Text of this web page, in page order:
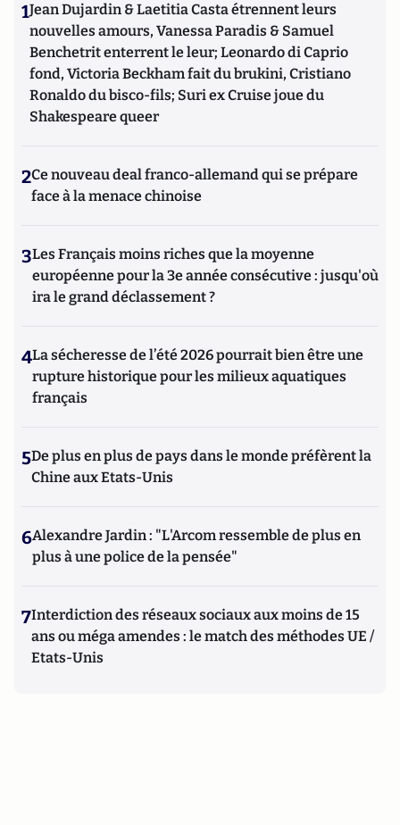
1Jean Dujardin & Laetitia Casta étrennent leurs
nouvelles amours, Vanessa Paradis & Samuel
Benchetrit enterrent le leur; Leonardo di Caprio
fond, Victoria Beckham fait du brukini, Cristiano
Ronaldo du bisco-fils; Suri ex Cruise joue du
Shakespeare queer
2Ce nouveau deal franco-allemand qui se prépare
face à la menace chinoise
3Les Français moins riches que la moyenne
européenne pour la 3e année consécutive : jusqu'où
ira le grand déclassement ?
4La sécheresse de l’été 2026 pourrait bien être une
rupture historique pour les milieux aquatiques
français
5De plus en plus de pays dans le monde préfèrent la
Chine aux Etats-Unis
6Alexandre Jardin : "L'Arcom ressemble de plus en
plus à une police de la pensée"
7Interdiction des réseaux sociaux aux moins de 15
ans ou méga amendes : le match des méthodes UE /
Etats-Unis